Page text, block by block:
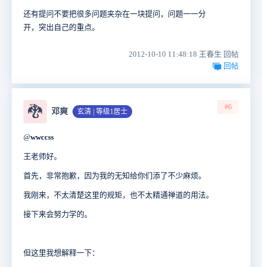
还有提问不要把很多问题夹杂在一块提问，问题一一分
开，突出自己的重点。
2012-10-10 11:48:18 王春生 回帖
回帖
🐉 邓爽 玄清 | 等级1居士
#6
@wwccss
王老师好。
首先，非常抱歉，因为我的无知给你们添了不少麻烦。
我刚来，不太清楚这里的规矩，也不太精通禅道的用法。
接下来会努力学的。
但这里我想解释一下：